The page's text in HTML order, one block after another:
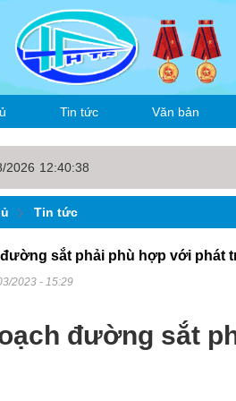
Tin tức
Thời sự
Tin nội bộ Hoạt động sản
Đảng, đoàn thể
Tin trong ngành
Văn bản
Văn bản công ty
Văn bản ngành
Văn bản khác
2026 12:40:39
Tin tức
sắt phải phù hợp với phát
2023 - 15:29
đường sắt